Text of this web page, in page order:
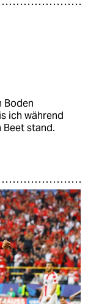
Boden
ich während
Beet stand.